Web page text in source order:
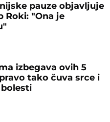
pauze objavljuje
Roki: "Ona je
izbegava ovih 5
tako čuva srce i